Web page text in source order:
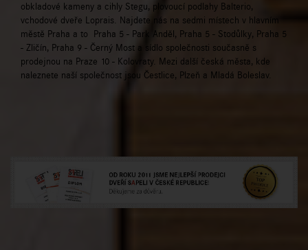
obkladové kameny a cihly Stegu, plovoucí podlahy Balterio,
vchodové dveře Loprais. Najdete nás na sedmi místech v hlavním
městě Praha a to Praha 5 - Park Anděl, Praha 5 - Stodůlky, Praha 5
- Zličín, Praha 9 - Černý Most a sídlo společnosti současně s
prodejnou na Praze 10 - Kolovraty. Mezi další česká města, kde
naleznete naší společnost jsou Čestlice, Plzeň a Mladá Boleslav.